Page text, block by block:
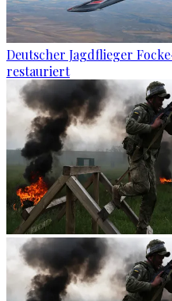
Deutscher Jagdflieger
restauriert